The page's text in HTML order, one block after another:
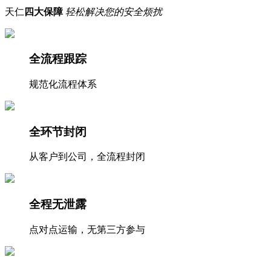
天仁 四大保障 轻松解决您的安全烦扰
全流程跟踪
规范化流程体系
全环节封闭
从客户到公司，全流程封闭
全程无泄露
点对点运输，无第三方参与